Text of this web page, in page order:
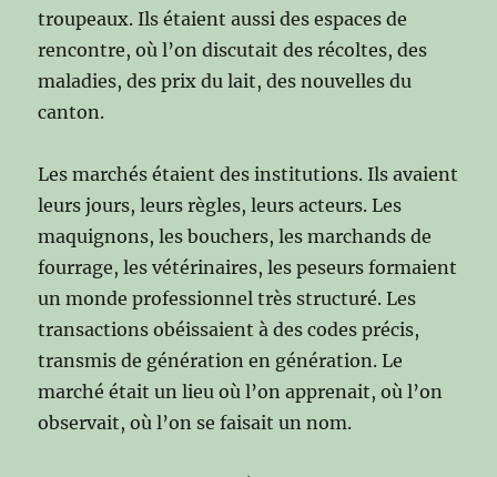
troupeaux. Ils étaient aussi des espaces de
rencontre, où l’on discutait des récoltes, des
maladies, des prix du lait, des nouvelles du
canton.
Les marchés étaient des institutions. Ils avaient
leurs jours, leurs règles, leurs acteurs. Les
maquignons, les bouchers, les marchands de
fourrage, les vétérinaires, les peseurs formaient
un monde professionnel très structuré. Les
transactions obéissaient à des codes précis,
transmis de génération en génération. Le
marché était un lieu où l’on apprenait, où l’on
observait, où l’on se faisait un nom.